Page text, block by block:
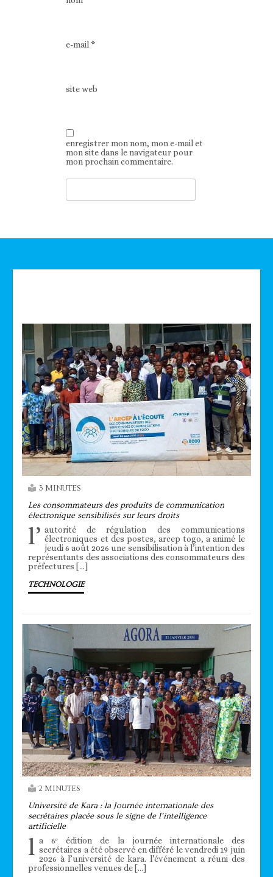
e-mail*
site web
enregistrer mon nom, mon e-mail et
mon site dans le navigateur pour
mon prochain commentaire.
3 MINUTES
Les consommateurs des produits de communication
électronique sensibilisés sur leurs droits
l’ autorité de régulation des communications
électroniques et des postes, arcep togo, a animé le
jeudi 6 août 2026 une sensibilisation à l’intention des
représentants des associations des consommateurs des
préfectures […]
TECHNOLOGIE
2 MINUTES
Université de Kara : la Journée internationale des
secrétaires placée sous le signe de l’intelligence
artificielle
l a 6ᵉ édition de la journée internationale des
secrétaires a été observé en différé le vendredi 19 juin
2026 à l’université de kara. l’événement a réuni des
professionnelles venues de […]